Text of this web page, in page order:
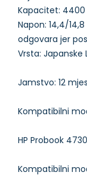
Kapacitet: 4400
Napon: 14,4/
odgovara jer
Vrsta: Japanske
Jamstvo: 12
Kompatibilni
HP Probook
Kompatibilni